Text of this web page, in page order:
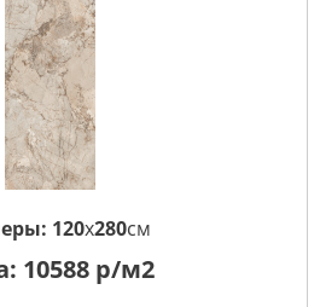
120x280см
10588р/м2